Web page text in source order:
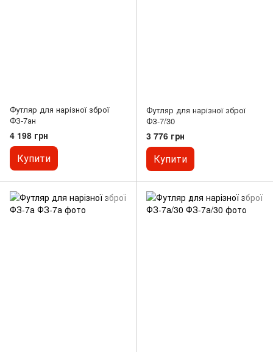
Футляр для нарізної зброї
ФЗ-7ан
4 198 грн
Купити
Футляр для нарізної зброї
ФЗ-7/30
3 776 грн
Купити